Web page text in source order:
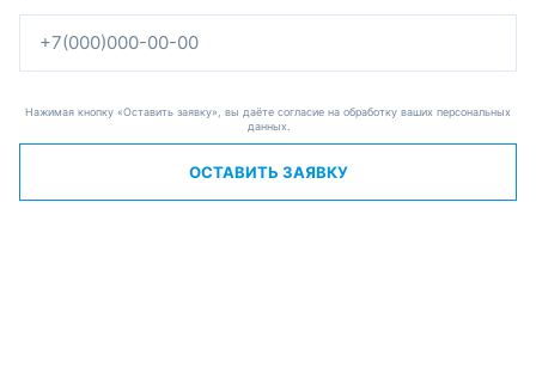
Нажимая кнопку «Оставить заявку», вы даёте согласие на обработку ваших персональных
данных.
ОСТАВИТЬ ЗАЯВКУ